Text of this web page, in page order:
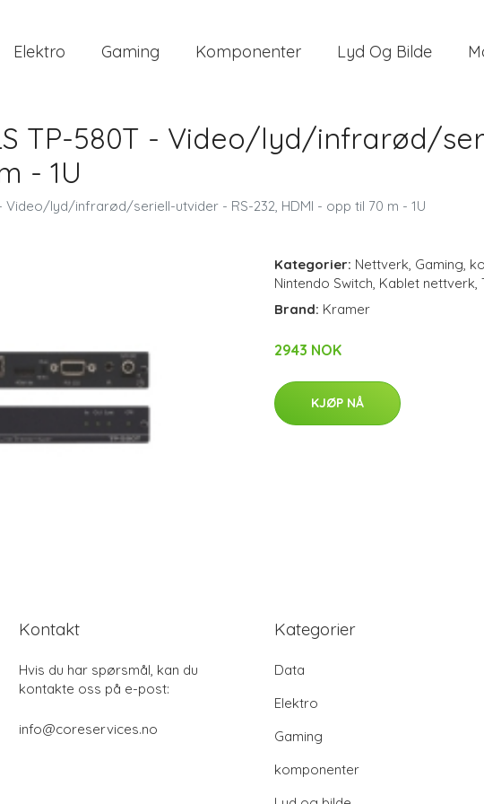
Elektro Gaming Komponenter Lyd Og Bilde
TP-580T - Video/lyd/infrarød/
- 1U
Video/lyd/infrarød/seriell-utvider - RS-232, HDMI - opp til 70 m - 1U
Kategorier: Nettverk, Gaming,
Nintendo Switch, Kablet nettverk,
Brand: Kramer
2943 NOK
KJØP NÅ
Kontakt
Hvis du har spørsmål, kan du
kontakte oss på e-post:
info@coreservices.no
Kategorier
Data
Elektro
Gaming
komponenter